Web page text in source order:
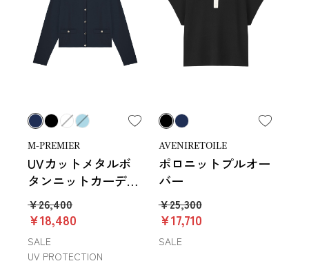
M-PREMIER
UVカットメタルボ
タンニットカーディ
ガン
￥26,400
￥18,480
SALE
UV PROTECTION
AVENIRETOILE
ポロニットプルオー
バー
￥25,300
￥17,710
SALE